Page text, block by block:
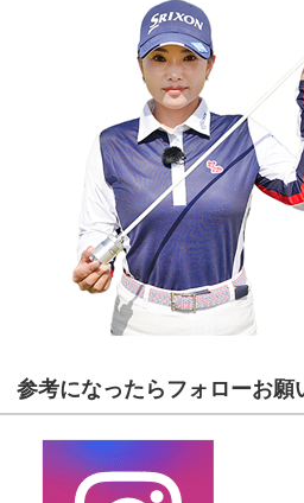
参考になったらフォローお願